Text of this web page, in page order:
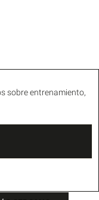
sobre entrenamiento,